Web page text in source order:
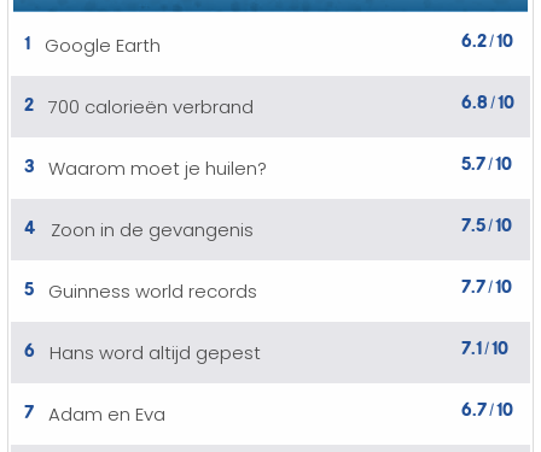
1
Google Earth 6.2/10
2 700 calorieën verbrand 6.8 /10
3 Waarom moet je huilen? 5.7/10
4 Zoon in de gevangenis 7.5/10
5 Guinness world records 7.7/10
6 Hans word altijd gepest 7.1/10
7 Adam en Eva 6.7/10